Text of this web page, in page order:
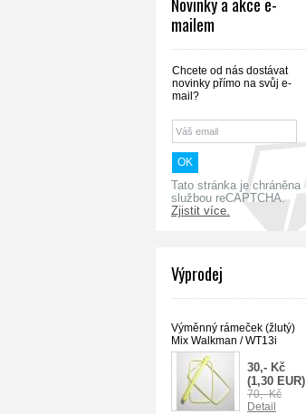
mailem
Chcete od nás dostávat
novinky přímo na svůj e-
mail?
Tato stránka je chráněna
službou reCAPTCHA.
Zjistit více.
Výprodej
Výměnný rámeček (žlutý)
Mix Walkman / WT13i
30,- Kč
(1,30 EUR)
70,- Kč
Detail